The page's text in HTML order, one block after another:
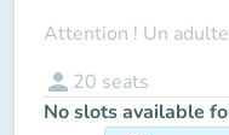
Attention ! Un
person 20 seats
No slots available